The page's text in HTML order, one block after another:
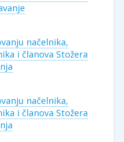
načelnika,
i članova Stožera
načelnika,
i članova Stožera